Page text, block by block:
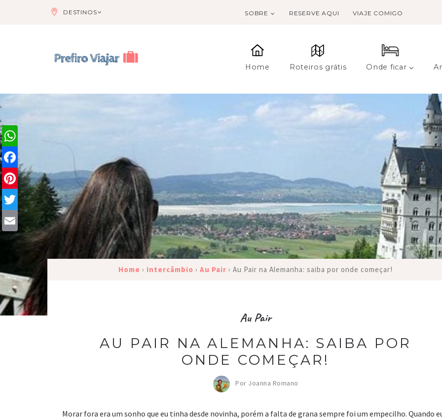
DESTINOS SOBRE RESERVE AQUI VIAJE COMIGO
Home Roteiros grátis Onde ficar
Home › Intercâmbio ›Au Pair ›Au Pair na Alemanha: saiba por onde começar!
Au Pair
AU PAIR NA ALEMANHA: SAIBA POR
ONDE COMEÇAR!
Por Joanna Romano
Morar fora era um sonho que eu tinha desde novinha, porém a falta de grana sempre foi um empecilho. Quando
WhatsApp
Facebook
Pinterest
Twitter
Email